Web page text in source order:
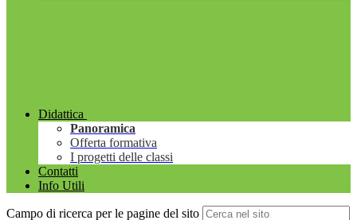
Didattica
Panoramica
Offerta formativa
I progetti delle classi
Contatti
Info Utili
Campo di ricerca per le pagine del sito